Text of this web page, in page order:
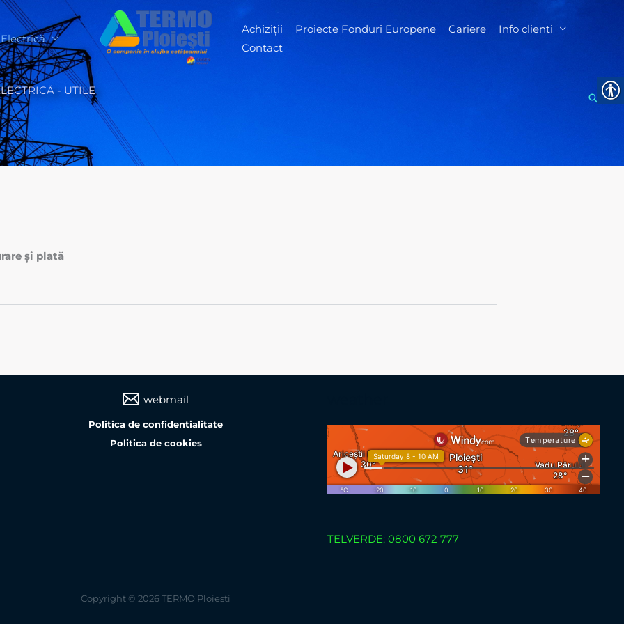
Achiziții Proiecte Fonduri Europene Cariere
Info clienti
Contact
- UTILE
și plată
webmail
Politica de confidentialitate
Politica de cookies
TELVERDE: 0800 672 777
Copyright © 2026 TERMO Ploiesti